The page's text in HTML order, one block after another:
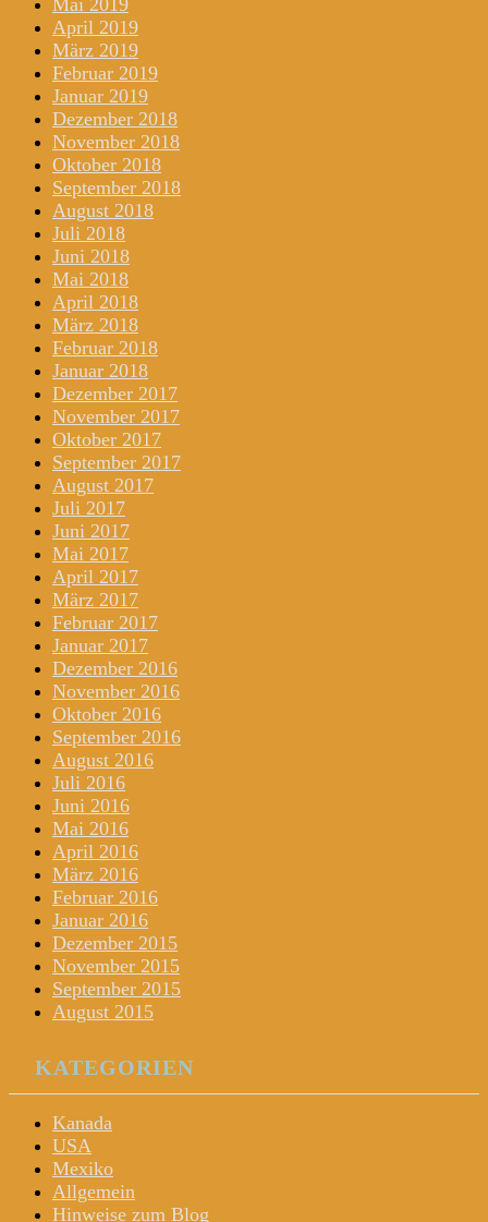
Mai 2019
April 2019
März 2019
Februar 2019
Januar 2019
Dezember 2018
November 2018
Oktober 2018
September 2018
August 2018
Juli 2018
Juni 2018
Mai 2018
April 2018
März 2018
Februar 2018
Januar 2018
Dezember 2017
November 2017
Oktober 2017
September 2017
August 2017
Juli 2017
Juni 2017
Mai 2017
April 2017
März 2017
Februar 2017
Januar 2017
Dezember 2016
November 2016
Oktober 2016
September 2016
August 2016
Juli 2016
Juni 2016
Mai 2016
April 2016
März 2016
Februar 2016
Januar 2016
Dezember 2015
November 2015
September 2015
August 2015
KATEGORIEN
Kanada
USA
Mexiko
Allgemein
Hinweise zum Blog